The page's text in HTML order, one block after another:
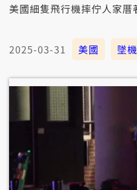
美國細隻飛行機摔佇人家厝
2025-03-31 美國 墜機